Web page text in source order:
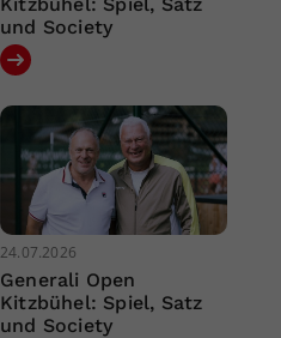
und Society
24.07.2026
Generali Open
Kitzbühel: Spiel, Satz
und Society